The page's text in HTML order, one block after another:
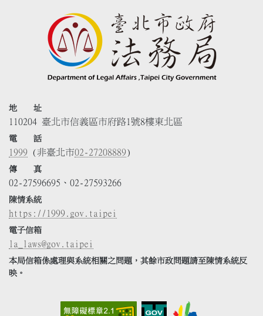
地 址
110204 臺北市信義區市府路1號8樓東北區
電 話
1999 (非臺北市02-27208889)
傳 真
02-27596695、02-27593266
陳情系統
https://1999.gov.taipei
電子信箱
la_laws@gov.taipei
本局信箱係處理與系統相關之問題，其餘市政問題請至陳情系統反
映。